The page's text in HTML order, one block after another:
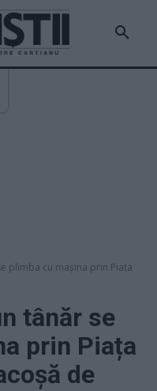
plimba cu mașina prin Piața
tânăr se
prin Piața
de